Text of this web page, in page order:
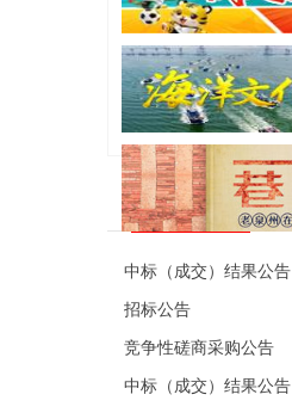
便民资讯
中标（成交）结果公告
招标公告
竞争性磋商采购公告
中标（成交）结果公告